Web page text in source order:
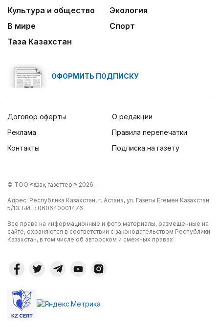
Культура и общество
Экология
В мире
Спорт
Таза Казахстан
ОФОРМИТЬ ПОДПИСКУ
Договор оферты
Реклама
Контакты
О редакции
Правила перепечатки
Подписка на газету
© ТОО «Қазақ газеттері» 2026.
Адрес: Республика Казахстан, г. Астана, ул. Газеты Егемен Казахстан
5/13. БИН: 060640001476
Все права на информационные и фото материалы, размещенные на
сайте, охраняются в соответствии с законодательством Республики
Казахстан, в том числе об авторском и смежных правах